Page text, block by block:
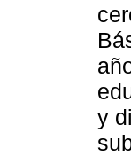
y